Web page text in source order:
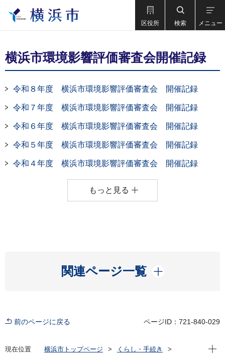
区役所 検索 メニュー
横浜市環境影響評価審査会開催記録
令和８年度 横浜市環境影響評価審査会 開催記録
令和７年度 横浜市環境影響評価審査会 開催記録
令和６年度 横浜市環境影響評価審査会 開催記録
令和５年度 横浜市環境影響評価審査会 開催記録
令和４年度 横浜市環境影響評価審査会 開催記録
もっと見る
関連ページ一覧
開く
前のページに戻る ページID：721-840-029
現在位置 横浜市トップページ
くらし・手続き
現在